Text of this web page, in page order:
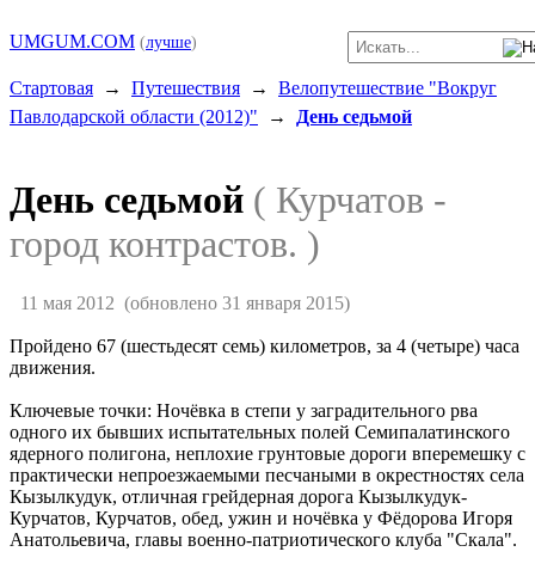
UMGUM.COM (лучше)
Стартовая → Путешествия → Велопутешествие "Вокруг
Павлодарской области (2012)" → День седьмой
День седьмой ( Курчатов -
город контрастов. )
11 мая 2012 (обновлено 31 января 2015)
Пройдено 67 (шестьдесят семь) километров, за 4 (четыре) часа
движения.
Ключевые точки: Ночёвка в степи у заградительного рва
одного их бывших испытательных полей Семипалатинского
ядерного полигона, неплохие грунтовые дороги вперемешку с
практически непроезжаемыми песчаными в окрестностях села
Кызылкудук, отличная грейдерная дорога Кызылкудук-
Курчатов, Курчатов, обед, ужин и ночёвка у Фёдорова Игоря
Анатольевича, главы военно-патриотического клуба "Скала".